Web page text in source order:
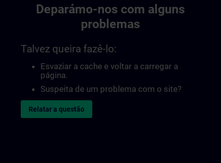
Deparámo-nos com alguns
problemas
Talvez queira fazê-lo:
Esvaziar a cache e voltar a carregar a
página.
Suspeita de um problema com o site?
Relatar a questão